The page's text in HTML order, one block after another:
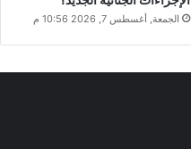
الجمعة, أغسطس 7, 2026 10:56 م